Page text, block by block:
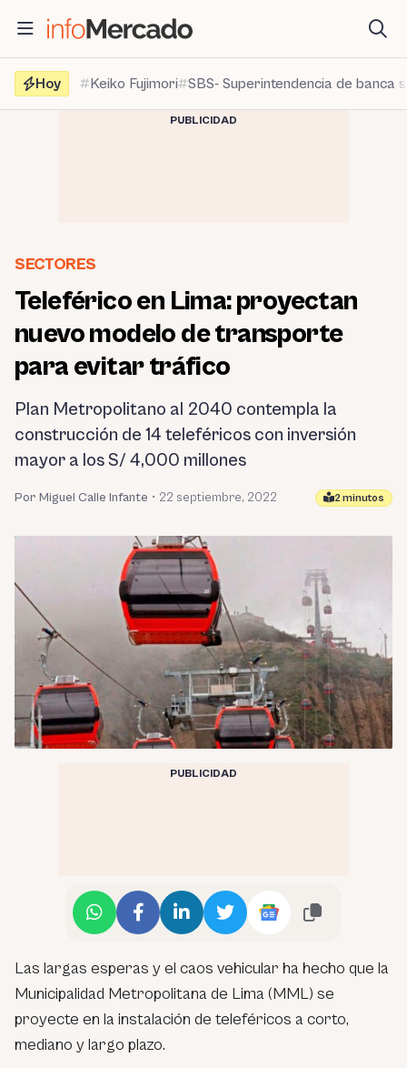
contenido
Hoy
Keiko Fujimori SBS- Superintendencia de banca
PUBLICIDAD
SECTORES
Teleférico en Lima: proyectan
nuevo modelo de transporte
para evitar tráfico
Plan Metropolitano al 2040 contempla la
construcción de 14 teleféricos con inversión
mayor a los S/ 4,000 millones
Por Miguel Calle Infante • 22 septiembre, 2022 2 minutos
PUBLICIDAD
Las largas esperas y el caos vehicular ha hecho que la
Municipalidad Metropolitana de Lima (MML) se
proyecte en la instalación de teleféricos a corto,
mediano y largo plazo.